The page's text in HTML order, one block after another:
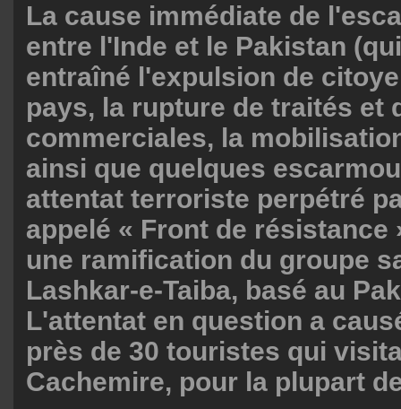
La cause immédiate de
entre l'Inde et le Pakistan
entraîné l'expulsion de
pays, la rupture de traités et
commerciales, la
ainsi que quelques
attentat terroriste perpétré
appelé « Front de résistance
une ramification du groupe
Lashkar-e-Taiba, basé au
L'attentat en question a
près de 30 touristes qui
Cachemire, pour la plupart